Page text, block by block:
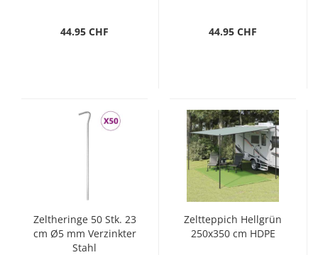
44.95 CHF 44.95 CHF
Zeltheringe 50 Stk. 23
cm Ø5 mm Verzinkter
Stahl
Zeltteppich Hellgrün
250x350 cm HDPE